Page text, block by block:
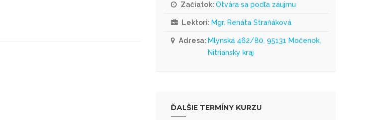
Začiatok: Otvára sa podľa záujmu
Lektori: Mgr. Renáta Straňáková
Adresa: Mlynská 462/80, 95131 Močenok,
Nitriansky kraj
ĎALŠIE TERMÍNY KURZU